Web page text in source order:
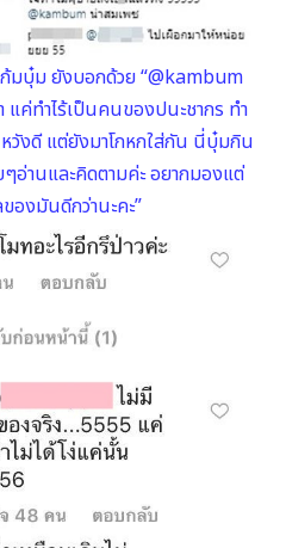
มบุ๋ม ยังบอกด้วย “@kambum
แค่ทำไร้เป็นคนของปนะชากร ทำ
วังดี แต่ยังมาโกหกใส่กัน นี่บุ๋มกิน
อ่านและคิดตามค่ะ อยากมองแต่
องมันดีกว่านะคะ”